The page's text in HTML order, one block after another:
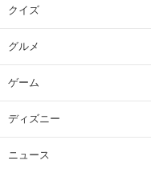
クイズ
グルメ
ゲーム
ディズニー
ニュース